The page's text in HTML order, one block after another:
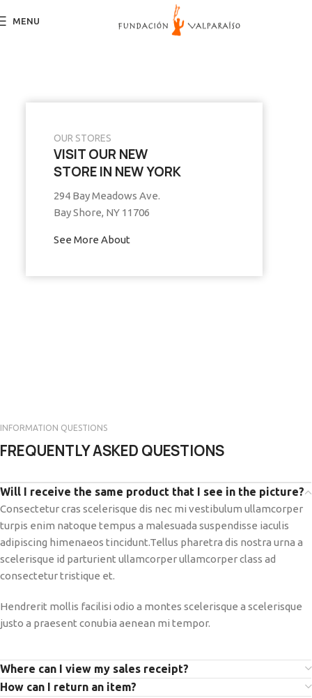
MENU
OUR STORES
VISIT OUR NEW
STORE IN NEW YORK
294 Bay Meadows Ave.
Bay Shore, NY 11706
See More About
INFORMATION QUESTIONS
FREQUENTLY ASKED QUESTIONS
Will I receive the same product that I see in the picture?
Consectetur cras scelerisque dis nec mi vestibulum ullamcorper
turpis enim natoque tempus a malesuada suspendisse iaculis
adipiscing himenaeos tincidunt.Tellus pharetra dis nostra urna a
scelerisque id parturient ullamcorper ullamcorper class ad
consectetur tristique et.
Hendrerit mollis facilisi odio a montes scelerisque a scelerisque
justo a praesent conubia aenean mi tempor.
Where can I view my sales receipt?
How can I return an item?